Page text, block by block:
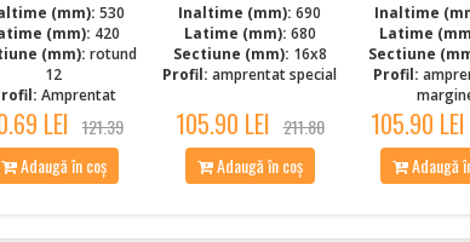
(mm): 530
(mm): 420
(mm): rotund
12
Amprentat
LEI 121.39
Adaugă în coș
Inaltime (mm): 690
Latime (mm): 680
Sectiune (mm): 16x8
Profil: amprentat special
105.90 LEI 211.80
Adaugă în coș
Inaltime
Latime
Sectiune
Profil:
105.90 LEI
Adaugă